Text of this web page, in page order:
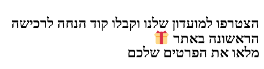
הצטרפו למועדון שלנו וקבלו קוד הנחה לרכישה
הראשונה באתר
מלאו את הפרטים שלכם